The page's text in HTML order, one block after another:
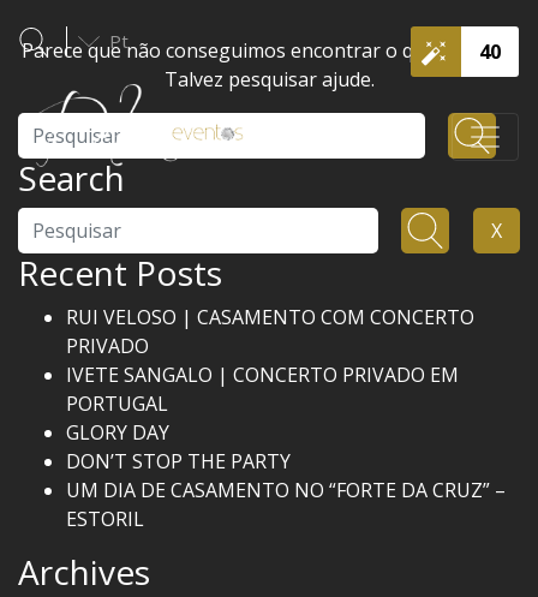
40
Pt
Parece que não conseguimos encontrar o que procura.
Talvez pesquisar ajude.
Search
Pesquisar X
Recent Posts
RUI VELOSO | CASAMENTO COM CONCERTO
PRIVADO
IVETE SANGALO | CONCERTO PRIVADO EM
PORTUGAL
GLORY DAY
DON’T STOP THE PARTY
UM DIA DE CASAMENTO NO “FORTE DA CRUZ” –
ESTORIL
Archives